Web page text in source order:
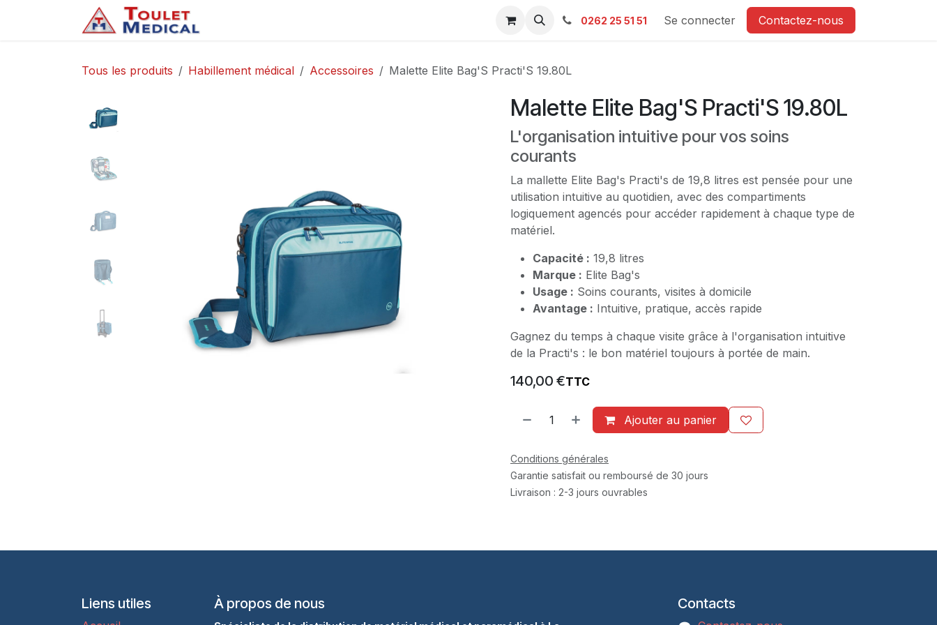
Se rendre au contenu
Contacts SAV Ambulance
0262 25 51 51 Se connecter Contactez-nous
Tous les produits Habillement médical Accessoires Malette Elite Bag'S Practi'S 19.80L
Malette Elite Bag'S Practi'S 19.80L
L'organisation intuitive pour vos soins
courants
La mallette Elite Bag's Practi's de 19,8 litres est pensée pour une
utilisation intuitive au quotidien, avec des compartiments
logiquement agencés pour accéder rapidement à chaque type de
matériel.
Capacité : 19,8 litres
Marque : Elite Bag's
Usage : Soins courants, visites à domicile
Avantage : Intuitive, pratique, accès rapide
Gagnez du temps à chaque visite grâce à l'organisation intuitive
de la Practi's : le bon matériel toujours à portée de main.
140,00 €TTC
Ajouter au panier
Conditions générales
Garantie satisfait ou remboursé de 30 jours
Livraison : 2-3 jours ouvrables
Liens utiles À propos de nous Contacts